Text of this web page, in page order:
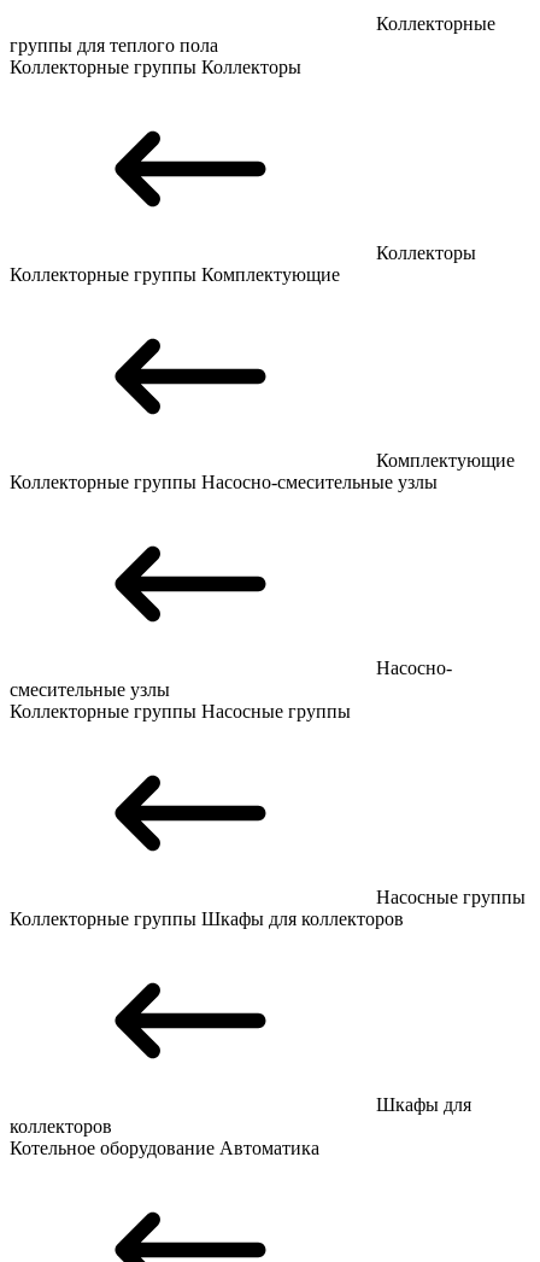
Коллекторные
группы для теплого пола
Коллекторные группы Коллекторы
Коллекторы
Коллекторные группы Комплектующие
Комплектующие
Коллекторные группы Насосно-смесительные узлы
Насосно-
смесительные узлы
Коллекторные группы Насосные группы
Насосные группы
Коллекторные группы Шкафы для коллекторов
Шкафы для
коллекторов
Котельное оборудование Автоматика